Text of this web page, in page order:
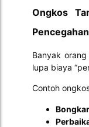
Ongkos
Banyak
lupa biaya
Contoh